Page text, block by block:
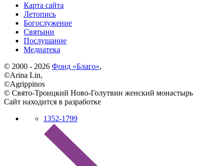
Карта сайта
Летопись
Богослужение
Святыни
Послушание
Медиатека
© 2000 - 2026 Фонд «Благо»,
©Arina Lin,
©Agrippinos
© Свято-Троицкий Ново-Голутвин женский монастырь
Сайт находится в разработке
1352-1799